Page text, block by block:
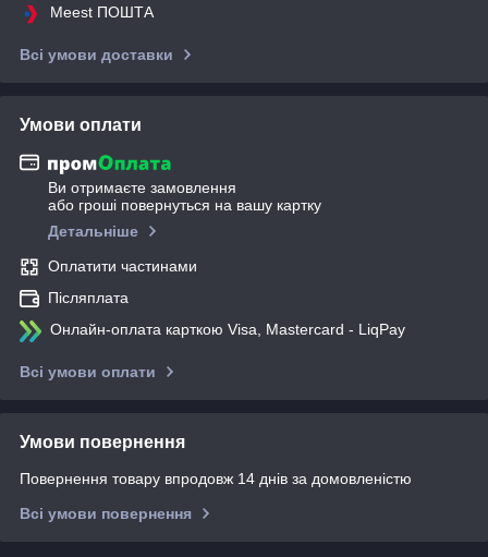
Meest ПОШТА
Всі умови доставки
Умови оплати
Ви отримаєте замовлення
або гроші повернуться на вашу картку
Детальніше
Оплатити частинами
Післяплата
Онлайн-оплата карткою Visa, Mastercard - LiqPay
Всі умови оплати
Умови повернення
Повернення товару впродовж 14 днів за домовленістю
Всі умови повернення